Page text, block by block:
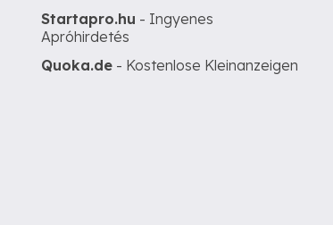
Startapro.hu - Ingyenes
Apróhirdetés
Quoka.de - Kostenlose Kleinanzeigen